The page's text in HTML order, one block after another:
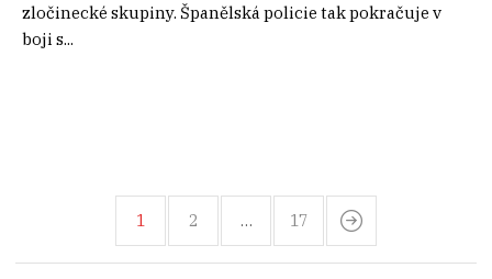
zločinecké skupiny. Španělská policie tak pokračuje v
boji s...
1 2 … 17